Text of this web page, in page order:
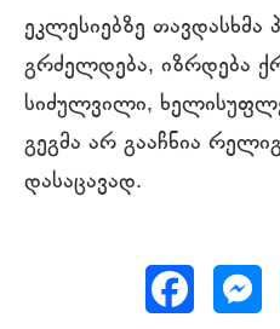
ეკლესიებზე თავდასხმა
გრძელდება, იზრდება
სიძულვილი,
გეგმა არ გააჩნია
დასაცავად.